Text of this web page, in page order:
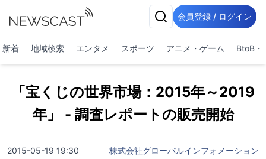
会員登録 / ログイン
新着 地域検索 エンタメ スポーツ アニメ・ゲーム BtoB・
「宝くじの世界市場：2015年～2019
年」 - 調査レポートの販売開始
2015-05-19 19:30 株式会社グローバルインフォメーション